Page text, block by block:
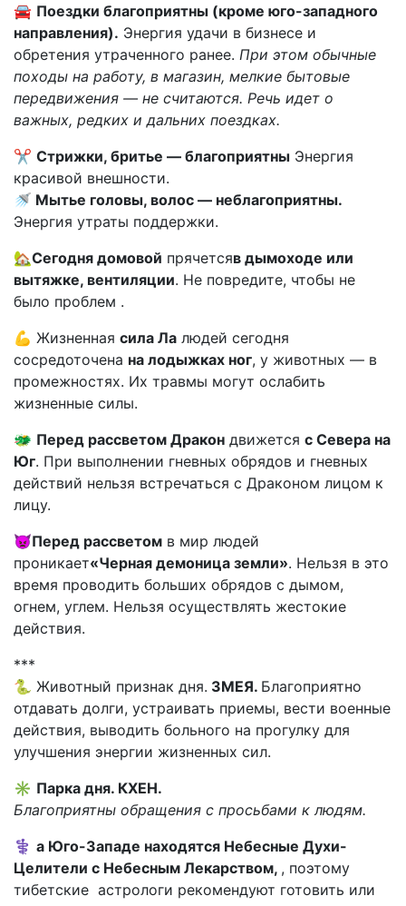
🚘 Поездки благоприятны (кроме юго-западного
направления). Энергия удачи в бизнесе и
обретения утраченного ранее. При этом обычные
походы на работу, в магазин, мелкие бытовые
передвижения — не считаются. Речь идет о
важных, редких и дальних поездках.
✂ Стрижки, бритье — благоприятны Энергия
красивой внешности.
🚿 Мытье головы, волос — неблагоприятны.
Энергия утраты поддержки.
🏡Сегодня домовой прячетсяв дымоходе или
вытяжке, вентиляции. Не повредите, чтобы не
было проблем .
💪 Жизненная сила Ла людей сегодня
сосредоточена на лодыжках ног, у животных — в
промежностях. Их травмы могут ослабить
жизненные силы.
🐲 Перед рассветом Дракон движется с Севера на
Юг. При выполнении гневных обрядов и гневных
действий нельзя встречаться с Драконом лицом к
лицу.
👿Перед рассветом в мир людей
проникает«Черная демоница земли». Нельзя в это
время проводить больших обрядов с дымом,
огнем, углем. Нельзя осуществлять жестокие
действия.
***
🐍 Животный признак дня. ЗМЕЯ. Благоприятно
отдавать долги, устраивать приемы, вести военные
действия, выводить больного на прогулку для
улучшения энергии жизненных сил.
✳️ Парка дня. КХЕН.
Благоприятны обращения с просьбами к людям.
⚕️ а Юго-Западе находятся Небесные Духи-
Целители с Небесным Лекарством, , поэтому
тибетские астрологи рекомендуют готовить или